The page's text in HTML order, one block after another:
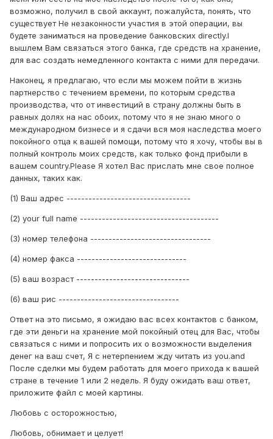
возможно, получил в свой аккаунт, пожалуйста, понять, что
существует Не незаконности участия в этой операции, вы
будете заниматься на проведение банковских directly.I
вышлем Вам связаться этого банка, где средств на хранение,
для вас создать немедленного контакта с ними для передачи.
Наконец, я предлагаю, что если мы можем пойти в жизнь
партнерство с течением времени, по которым средства
производства, что от инвестиций в страну должны быть в
равных долях на нас обоих, потому что я не знаю много о
международном бизнесе и я сдачи вся моя наследства моего
покойного отца к вашей помощи, потому что я хочу, чтобы вы в
полный контроль моих средств, как только фонд прибыли в
вашем country.Please Я хотел Вас прислать мне свое полное
данных, таких как.
(1) Ваш адрес ----------------------------------
(2) your full name --------------------------------------
(3) номер телефона ---------------------------------
(4) номер факса ------------------------------
(5) ваш возраст -------------------------------
(6) ваш рис ---------------------------------
Ответ на это письмо, я ожидаю вас всех контактов с банком,
где эти деньги на хранение мой покойный отец для Вас, чтобы
связаться с ними и попросить их о возможности выделения
денег на ваш счет, Я с нетерпением жду читать из you.and
После сделки мы будем работать для моего прихода к вашей
стране в течение 1 или 2 недель. Я буду ожидать ваш ответ,
приложите файл с моей картины.
Любовь с осторожностью,
Любовь, обнимает и целует!